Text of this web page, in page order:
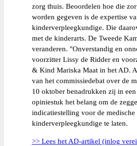
zorg thuis. Beoordelen hoe die
worden gegeven is de expertise
kinderverpleegkundige. Die
met de kinderarts. De Tweede
veranderen. "Onverstandig en
voorzitter Lissy de Ridder en
& Kind Mariska Maat in het AD.
van het commissiedebat over de
10 oktober benadrukken zij in
opiniestuk het belang om de
indicatiestelling voor de
kinderverpleegkundige te laten.
>> Lees het AD-artikel (inlog